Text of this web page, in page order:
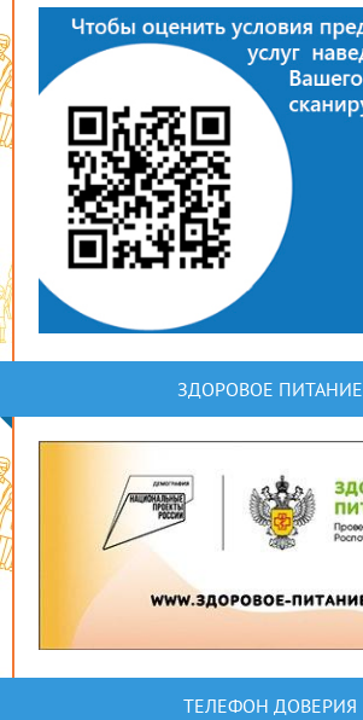
ЗДОРОВОЕ ПИТАНИЕ
ТЕЛЕФОН ДОВЕРИЯ